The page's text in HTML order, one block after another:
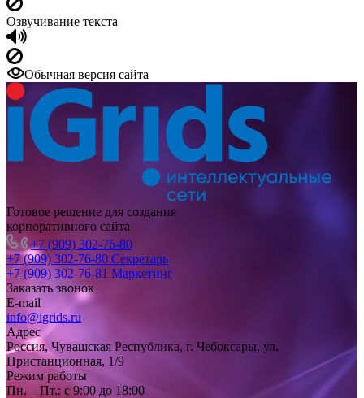
Озвучивание текста
Обычная версия сайта
Готовое решение для создания
корпоративного сайта
+7 (909) 302-76-80
+7 (909) 302-76-80 Секретарь
+7 (909) 302-76-81 Маркетинг
Заказать звонок
E-mail
info@igrids.ru
Адрес
Россия, Чувашская Республика, г. Чебоксары, ул.
Пристанционная, 1/9
Режим работы
Пн. – Пт.: с 9:00 до 18:00